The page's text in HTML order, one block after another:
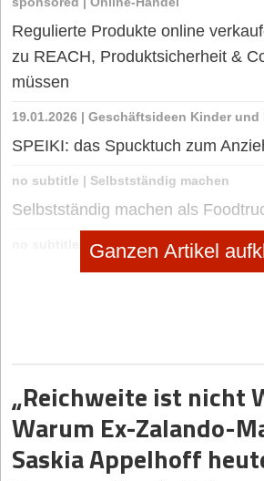
Regulierte Produkte online
zu REACH, Produktsicherheit &
müssen
19.01.2026 | Geschäftsideen Kinder und
SPEIKI: das Spucktuch zum
no subtitle | Selbstständig machen
Selbstständig machen als
Geschäftsideen Mobilität,
Digitaler Vorreiter: Wie
Ganzen Artikel
„Reichweite ist nicht
Warum Ex-Zalando-
Saskia Appelhoff